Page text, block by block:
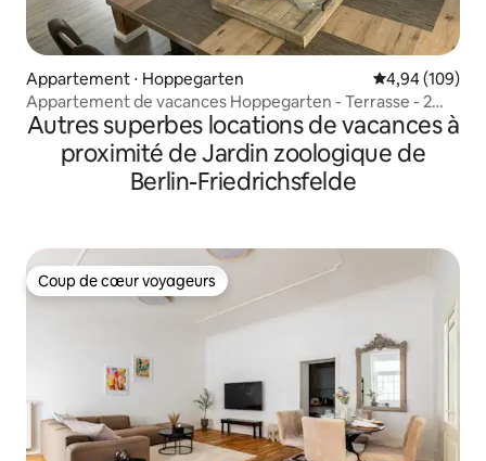
Appartement ⋅ Hoppegarten Évaluation
4,94 (109)
Appartement de vacances Hoppegarten - Terrasse - 2
chambres
Autres superbes locations de vacances à
proximité de Jardin zoologique de
Berlin-Friedrichsfelde
Coup de cœur voyageurs
Coup de cœur voyageurs